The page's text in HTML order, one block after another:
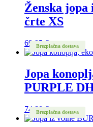
Ženska jopa
črte XS
69,95€
Brezplačna dostava
Jopa
PURPLE
74,80€
Brezplačna dostava